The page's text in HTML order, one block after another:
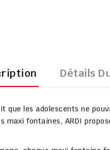
Détails
que les adolescents ne
maxi fontaines, ARDI